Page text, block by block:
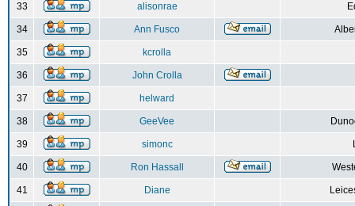
33 alisonrae
34 Ann Fusco
35 kcrolla
36 John Crolla
37 helward
38 GeeVee
39 simonc
40 Ron Hassall
41 Diane